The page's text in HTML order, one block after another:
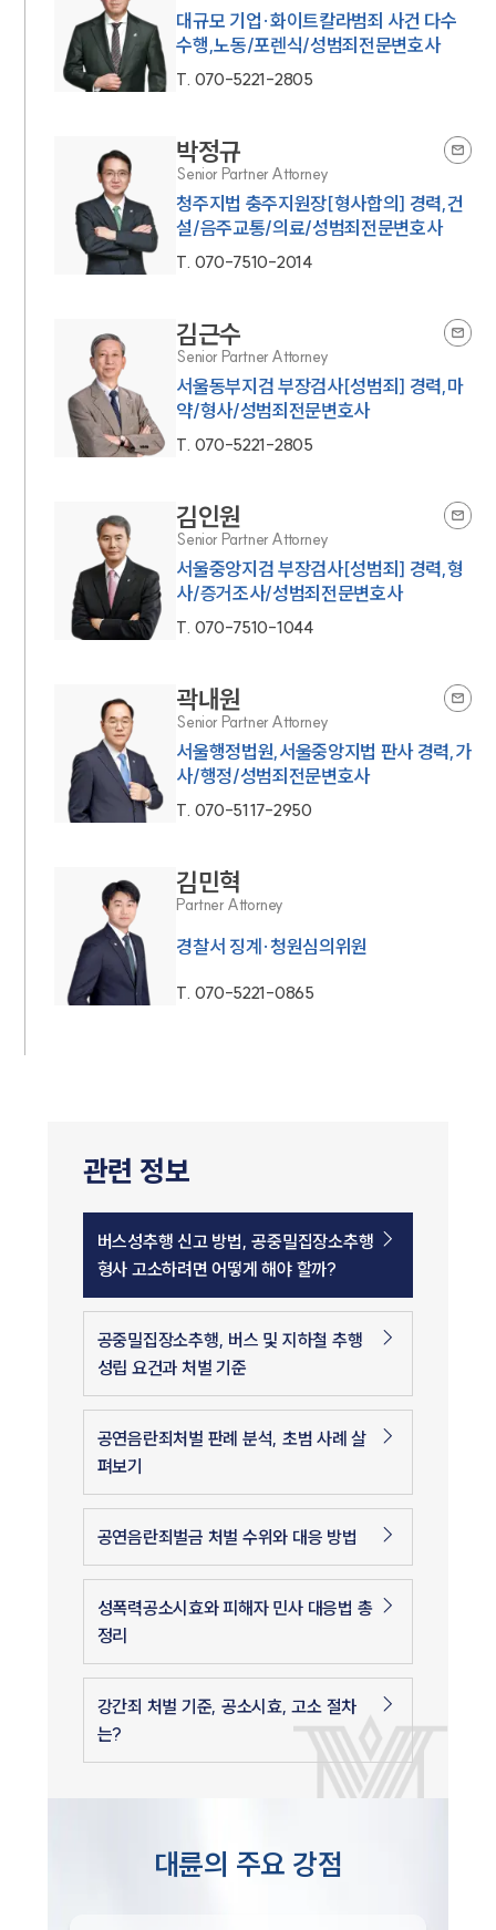
대규모 기업·화이트칼라범죄 사건 다수
수행,노동/포렌식/성범죄전문변호사
T. 070-5221-2805
박정규
Senior Partner Attorney
청주지법 충주지원장[형사합의] 경력,건
설/음주교통/의료/성범죄전문변호사
T. 070-7510-2014
김근수
Senior Partner Attorney
서울동부지검 부장검사[성범죄] 경력,마
약/형사/성범죄전문변호사
T. 070-5221-2805
김인원
Senior Partner Attorney
서울중앙지검 부장검사[성범죄] 경력,형
사/증거조사/성범죄전문변호사
T. 070-7510-1044
곽내원
Senior Partner Attorney
서울행정법원,서울중앙지법 판사 경력,가
사/행정/성범죄전문변호사
T. 070-5117-2950
김민혁
Partner Attorney
경찰서 징계·청원심의위원
T. 070-5221-0865
관련 정보
버스성추행 신고 방법, 공중밀집장소추행
형사 고소하려면 어떻게 해야 할까?
공중밀집장소추행, 버스 및 지하철 추행
성립 요건과 처벌 기준
공연음란죄처벌 판례 분석, 초범 사례 살
펴보기
공연음란죄벌금 처벌 수위와 대응 방법
성폭력공소시효와 피해자 민사 대응법 총
정리
강간죄 처벌 기준, 공소시효, 고소 절차
는?
대륜의 주요 강점